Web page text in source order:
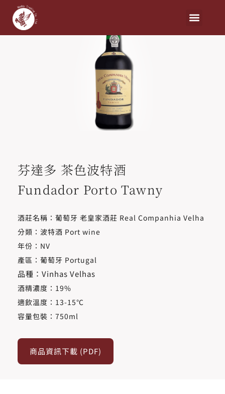
芬達多 茶色波特酒
Fundador Porto Tawny
酒莊名稱：葡萄牙 老皇家酒莊 Real Companhia Velha
分類：波特酒 Port wine
年份：NV
產區：葡萄牙 Portugal
品種：Vinhas Velhas
酒精濃度​：19%
適飲溫度​：13-15℃
容量包裝：750ml
商品資訊下載 (PDF)